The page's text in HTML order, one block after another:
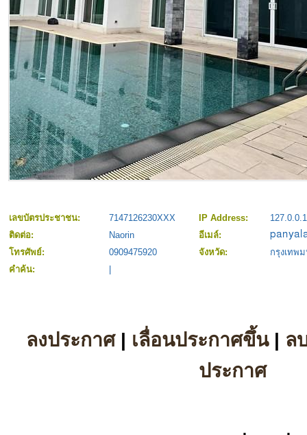
เลขบัตรประชาชน: 7147126230XXX IP Address:
127.0.0.1
ติดต่อ:
Naorin
อีเมล์:
โทรศัพย์:
0909475920 จังหวัด:
กรุงเทพ
คำค้น:
ลงประกาศ| เลื่อนประกาศขึ้น| ล
ประกาศ